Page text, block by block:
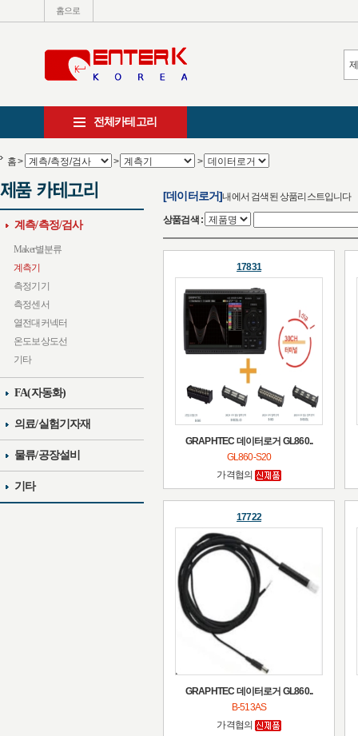
홈으로
전체카테고리
홈> > >
계측/측정/검사
Maker별분류
계측기
측정기기
측정센서
열전대커넥터
온도보상도선
기타
FA(자동화)
의료/실험기자재
물류/공장설비
기타
[데이터로거]내에서 검색된 상품리스트입니다
상품검색 :
17831
GRAPHTEC 데이터로거 GL860..
GL860-S20
가격협의
17722
GRAPHTEC 데이터로거 GL860..
B-513AS
가격협의